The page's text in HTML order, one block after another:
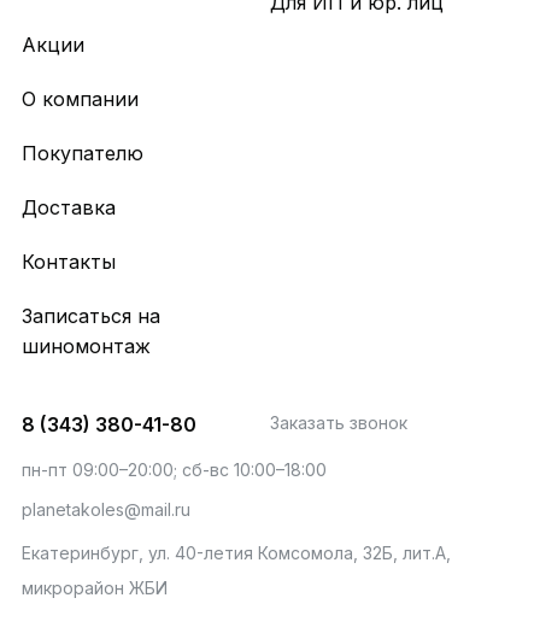
Акции
О компании
Покупателю
Доставка
Контакты
Записаться на
шиномонтаж
8 (343) 380-41-80 Заказать звонок
пн-пт 09:00–20:00; сб-вс 10:00–18:00
planetakoles@mail.ru
Екатеринбург, ул. 40-летия Комсомола, 32Б, лит.А,
микрорайон ЖБИ